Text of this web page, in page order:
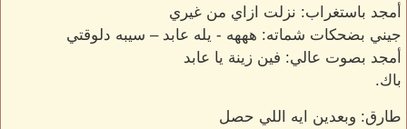
أمجد باستغراب: نزلت ازاي من غيري
جيني بضحكات شماته: هههه - يله عابد – سيبه دلوقتي
أمجد بصوت عالي: فين زينة يا عابد
باك.
طارق: وبعدين ايه اللي حصل